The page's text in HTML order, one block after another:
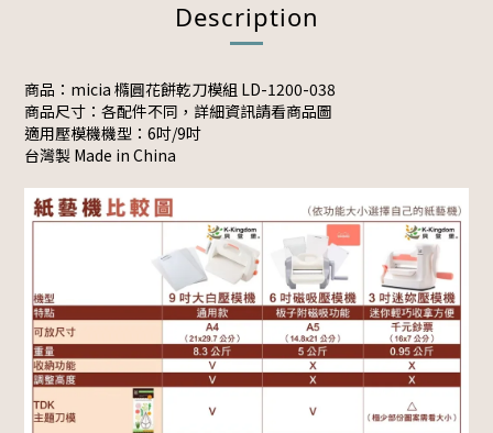
Description
商品：micia 橢圓花餅乾刀模組 LD-1200-038
商品尺寸：各配件不同，詳細資訊請看商品圖
適用壓模機機型：6吋/9吋
台灣製 Made in China